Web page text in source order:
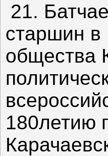
21.
старшин в
общества
180летию